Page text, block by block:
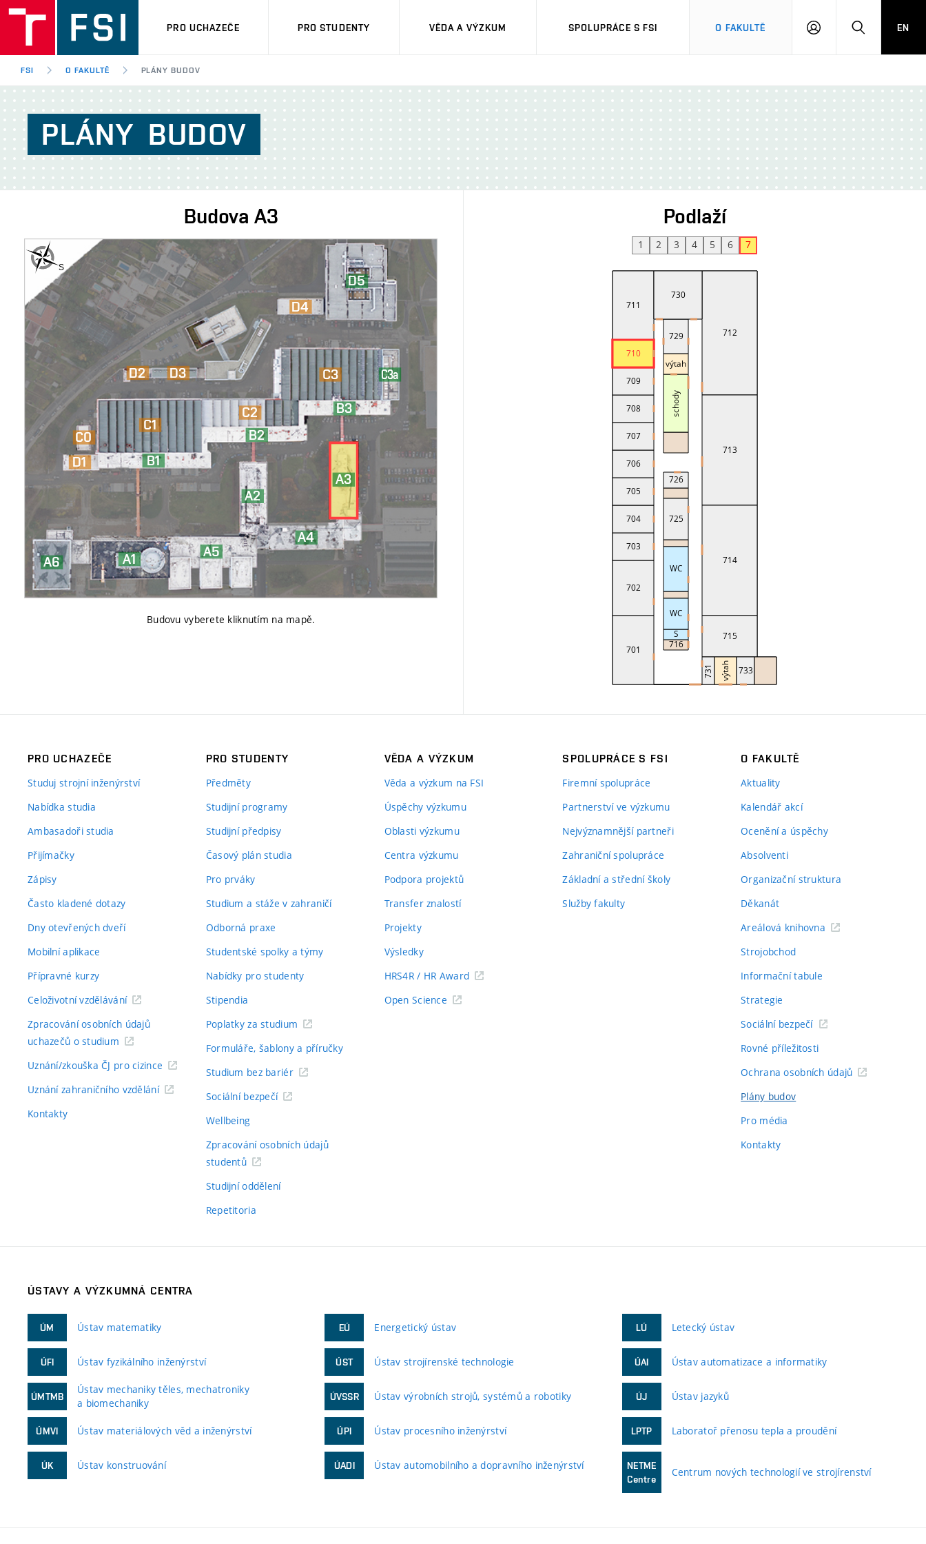
PRO UCHAZEČE PRO STUDENTY VĚDA A VÝZKUM SPOLUPRÁCE S FSI O FAKULTĚ
PŘIHLÁŠENÍHLEDAT
EN
FSI O FAKULTĚ PLÁNY BUDOV
PLÁNY BUDOV
Budova A3
Budovu vyberete kliknutím na mapě.
Podlaží
1 2 3 4 5 6 7
PRO UCHAZEČE
Studuj strojní inženýrství
Nabídka studia
Ambasadoři studia
Přijímačky
Zápisy
Často kladené dotazy
Dny otevřených dveří
Mobilní aplikace
Přípravné kurzy
Celoživotní vzdělávání
Zpracování osobních údajů
uchazečů o studium
Uznání/zkouška ČJ pro cizince
Uznání zahraničního vzdělání
Kontakty
PRO STUDENTY
Předměty
Studijní programy
Studijní předpisy
Časový plán studia
Pro prváky
Studium a stáže v zahraničí
Odborná praxe
Studentské spolky a týmy
Nabídky pro studenty
Stipendia
Poplatky za studium
Formuláře, šablony a příručky
Studium bez bariér
Sociální bezpečí
Wellbeing
Zpracování osobních údajů
studentů
Studijní oddělení
Repetitoria
VĚDA A VÝZKUM
Věda a výzkum na FSI
Úspěchy výzkumu
Oblasti výzkumu
Centra výzkumu
Podpora projektů
Transfer znalostí
Projekty
Výsledky
HRS4R / HR Award
Open Science
SPOLUPRÁCE S FSI
Firemní spolupráce
Partnerství ve výzkumu
Nejvýznamnější partneři
Zahraniční spolupráce
Základní a střední školy
Služby fakulty
O FAKULTĚ
Aktuality
Kalendář akcí
Ocenění a úspěchy
Absolventi
Organizační struktura
Děkanát
Areálová knihovna
Strojobchod
Informační tabule
Strategie
Sociální bezpečí
Rovné příležitosti
Ochrana osobních údajů
Plány budov
Pro média
Kontakty
ÚSTAVY A VÝZKUMNÁ CENTRA
ÚM Ústav matematiky
ÚFI Ústav fyzikálního inženýrství
ÚMTMB
Ústav mechaniky těles, mechatroniky
a biomechaniky
ÚMVI Ústav materiálových věd a inženýrství
ÚK Ústav konstruování
EÚ Energetický ústav
ÚST Ústav strojírenské technologie
ÚVSSR Ústav výrobních strojů, systémů a robotiky
ÚPI Ústav procesního inženýrství
ÚADI Ústav automobilního a dopravního inženýrství
LÚ Letecký ústav
ÚAI Ústav automatizace a informatiky
ÚJ Ústav jazyků
LPTP Laboratoř přenosu tepla a proudění
NETME
Centre
Centrum nových technologií ve strojírenství